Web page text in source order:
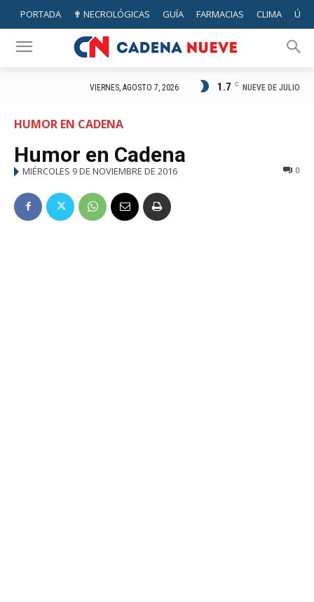
PORTADA ✟ NECROLÓGICAS GUÍA FARMACIAS CLIMA
VIERNES, AGOSTO 7, 2026 1.7 C NUEVE DE JULIO
HUMOR EN CADENA
Humor en Cadena
MIÉRCOLES 9 DE NOVIEMBRE DE 2016 0